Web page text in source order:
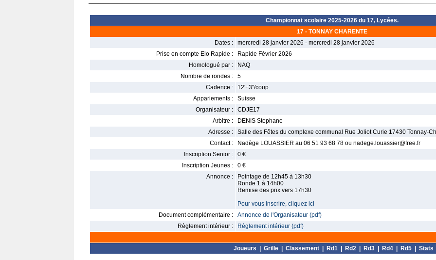
Championnat scolaire 2025-2026 du 17, Lycées.
17 - TONNAY CHARENTE
Dates :
mercredi 28 janvier 2026 - mercredi 28 janvier 2026
Prise en compte Elo Rapide :
Rapide Février 2026
Homologué par :
NAQ
Nombre de rondes :
5
Cadence :
12'+3"/coup
Appariements :
Suisse
Organisateur :
CDJE17
Arbitre :
DENIS Stephane
Adresse :
Salle des Fêtes du complexe communal Rue Joliot Curie 17430 Tonnay-
Contact :
Nadège LOUASSIER au 06 51 93 68 78 ou nadege.louassier@free.fr
Inscription Senior :
0 €
Inscription Jeunes :
0 €
Annonce :
Pointage de 12h45 à 13h30
Ronde 1 à 14h00
Remise des prix vers 17h30
Pour vous inscrire, cliquez ici
Document complémentaire :
Annonce de l'Organisateur (pdf)
Règlement intérieur :
Règlement intérieur (pdf)
Joueurs Grille| Classement| Rd1| Rd2| Rd3| Rd4| Rd5| Stats